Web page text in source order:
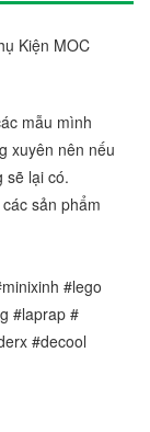
Kiện MOC
mẫu mình
xuyên nên nếu
sẽ lại có.
sản phẩm
#lego
#laprap #
#decool